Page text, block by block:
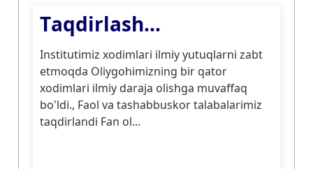
Тaqdirlash...
Institutimiz xodimlari ilmiy yutuqlarni zabt
etmoqda Oliygohimizning bir qator
xodimlari ilmiy daraja olishga muvaffaq
bo'ldi., Faol va tashabbuskor talabalarimiz
taqdirlandi Fan ol...